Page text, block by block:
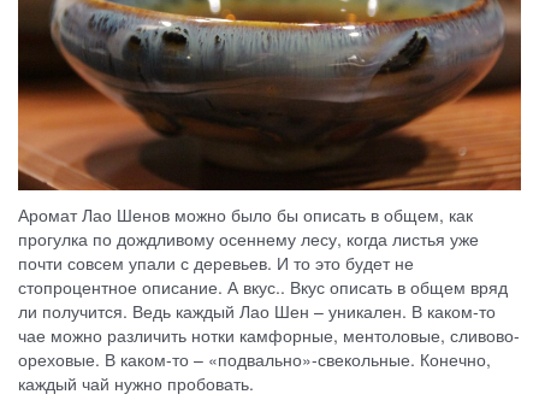
Аромат Лао Шенов можно было бы описать в общем, как
прогулка по дождливому осеннему лесу, когда листья уже
почти совсем упали с деревьев. И то это будет не
стопроцентное описание. А вкус.. Вкус описать в общем вряд
ли получится. Ведь каждый Лао Шен – уникален. В каком-то
чае можно различить нотки камфорные, ментоловые, сливово-
ореховые. В каком-то – «подвально»-свекольные. Конечно,
каждый чай нужно пробовать.